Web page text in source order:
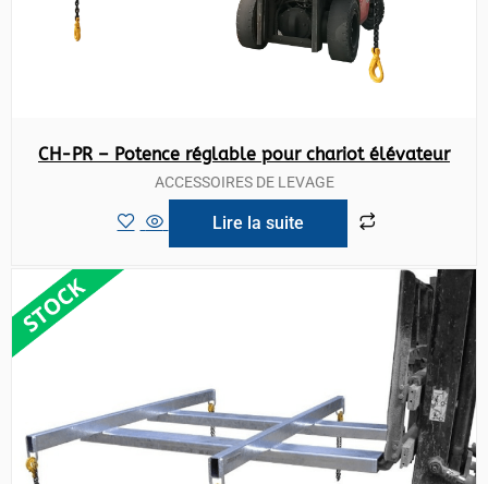
CH-PR – Potence réglable pour chariot élévateur
ACCESSOIRES DE LEVAGE
Lire la suite